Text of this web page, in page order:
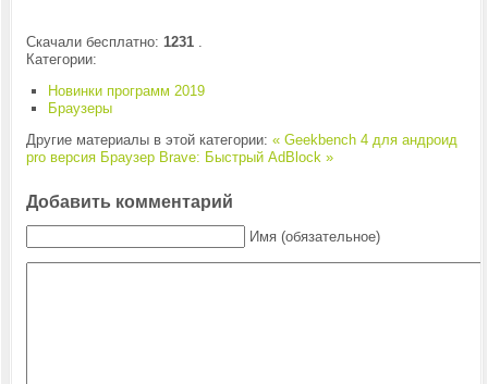
Скачали бесплатно: 1231.
Категории:
Новинки программ 2019
Браузеры
Другие материалы в этой категории: « Geekbench 4 для андроид
pro версия Браузер Brave: Быстрый AdBlock »
Добавить комментарий
Имя (обязательное)